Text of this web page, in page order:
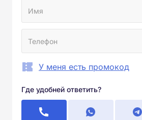
У меня есть промокод
Где удобней ответить?